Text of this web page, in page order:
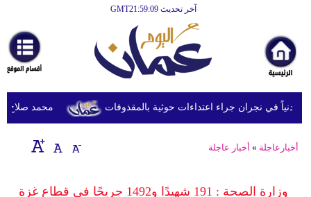
آخر تحديث GMT21:59:09
أخبارعاجلة
رياضة
ثقافة
إقتصاد
وموسيقى
محمد صلاح يصل
أخبارعاجلة » أخبار عاجلة
وزارة الصحة : 191 شهيدًا و1492 جريحًا في قطاع غزة